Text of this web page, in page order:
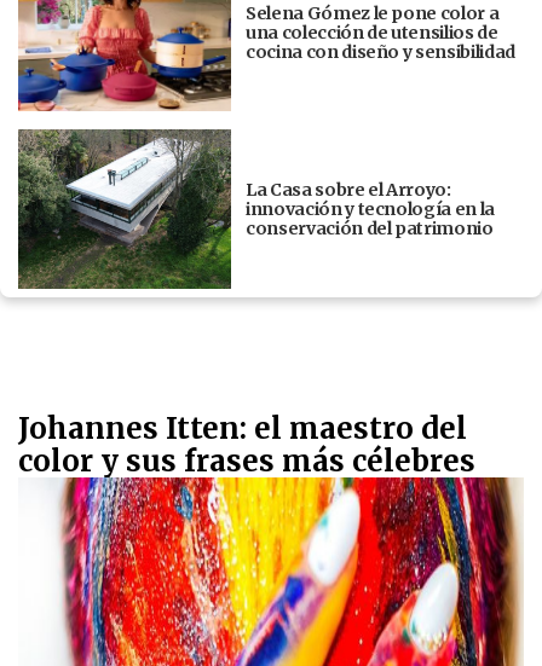
Selena Gómez le pone color a
una colección de utensilios de
cocina con diseño y sensibilidad
La Casa sobre el Arroyo:
innovación y tecnología en la
conservación del patrimonio
Johannes Itten: el maestro del
color y sus frases más célebres